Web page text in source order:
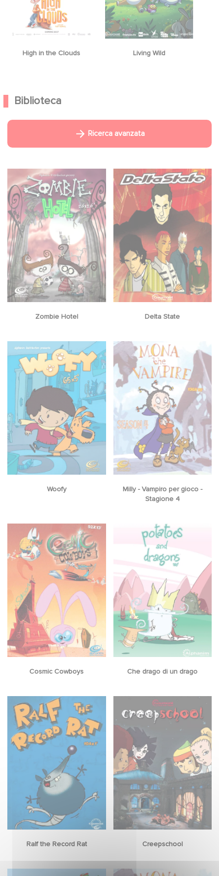
High in the Clouds Living Wild
Biblioteca
Ricerca avanzata
Zombie Hotel Delta State
Woofy
Milly - Vampiro per gioco -
Stagione 4
Cosmic Cowboys Che drago di un drago
Ralf the Record Rat Creepschool